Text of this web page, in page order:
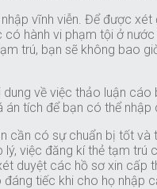
vĩnh viễn. Để được
hành vi phạm tội ở
trú, bạn sẽ không bao
về việc thảo luận
tích để bạn có thể nhập
có sự chuẩn bị tốt
việc đăng kí thẻ tạm
duyệt các hồ sơ xin cấp
tiếc khi cho họ nhập